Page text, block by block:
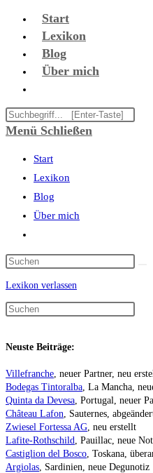
Zum
Start
Lexikon
Blog
Über mich
Suche
umschalten
Diese
Website
Menü Schließen
Start
Lexikon
Blog
Über mich
Suche
umschalten
Lexikon verlassen
Neuste Beiträge:
Villefranche, neuer Partner, neu
Bodegas Tintoralba, La Mancha,
Quinta da Devesa, Portugal, neuer
Château Lafon, Sauternes,
Zwiesel Fortessa AG, neu erstellt
Lafite-Rothschild, Pauillac, neue
Castiglion del Bosco, Toskana,
Argiolas, Sardinien, neue Degunotiz